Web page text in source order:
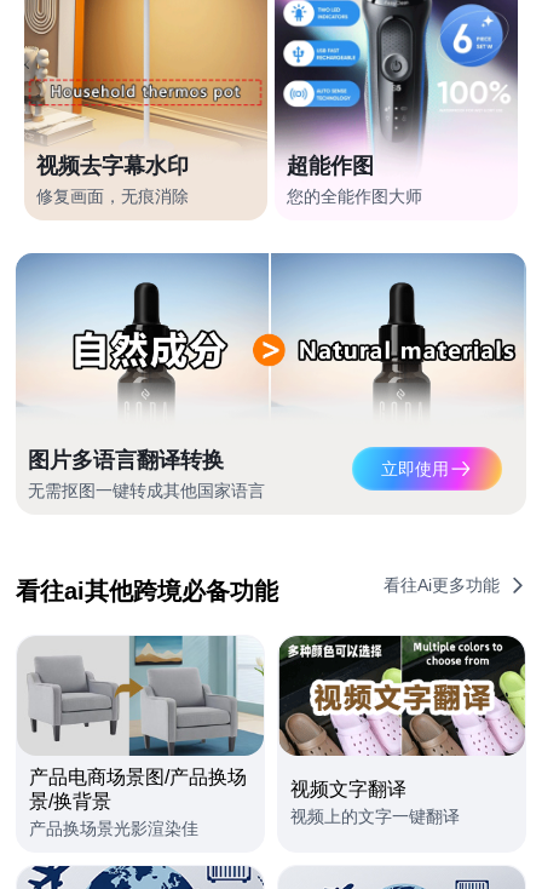
视频去字幕水印
修复画面，无痕消除
超能作图
您的全能作图大师
图片多语言翻译转换
无需抠图一键转成其他国家语言
立即使用
看往ai其他跨境必备功能 看往Ai更多功能
产品电商场景图/产品换场
景/换背景
产品换场景光影渲染佳
视频文字翻译
视频上的文字一键翻译